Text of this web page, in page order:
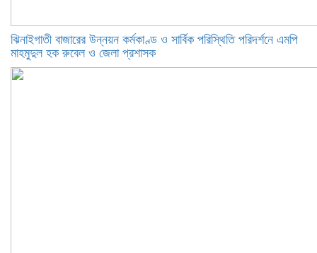
ঝিনাইগাতী বাজারের উন্নয়ন কর্মকাণ্ড ও সার্বিক পরিস্থিতি পরিদর্শনে এমপি
মাহমুদুল হক রুবেল ও জেলা প্রশাসক